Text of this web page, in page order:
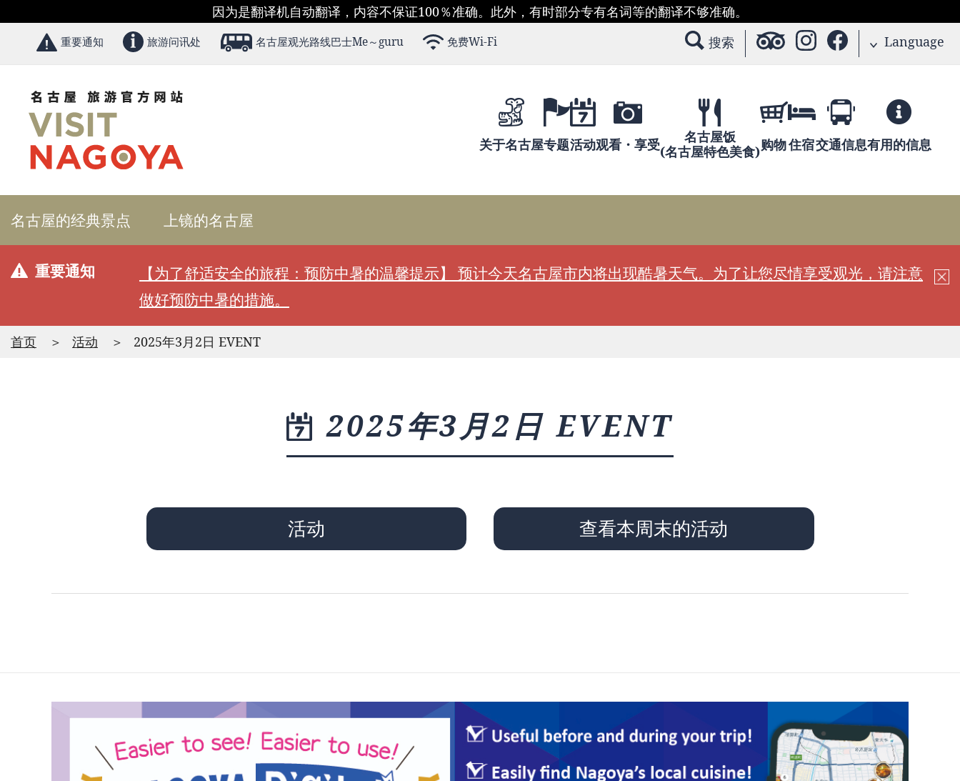
因为是翻译机自动翻译，内容不保证100％准确。此外，有时部分专有名词等的翻译不够准确。
重要通知 旅游问讯处 名古屋观光路线巴士Me～guru 免费Wi-Fi 搜索 Language
关于名古屋专题活动观看・享受
名古屋饭
(名古屋特色美食)购物住宿交通信息有用的信息
名古屋的经典景点 上镜的名古屋
重要通知
【为了舒适安全的旅程：预防中暑的温馨提示】 预计今天名古屋市内将出现酷暑天气。为了让您尽情享受观光，请注意
做好预防中暑的措施。
首页 活动 2025年3月2日 EVENT
2025年3月2日 EVENT
活动 查看本周末的活动